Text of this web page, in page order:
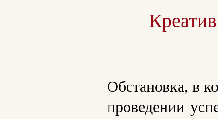
Обстановка, в
проведении